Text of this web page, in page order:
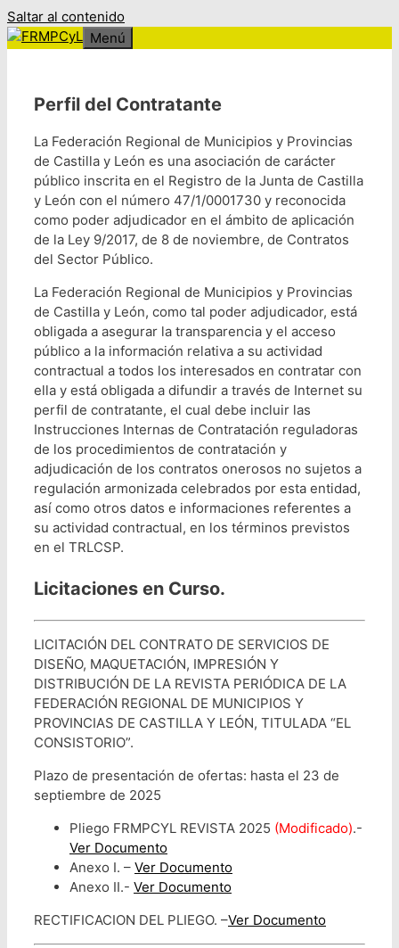
Saltar al contenido
Menú
Perfil del Contratante
La Federación Regional de Municipios y Provincias
de Castilla y León es una asociación de carácter
público inscrita en el Registro de la Junta de Castilla
y León con el número 47/1/0001730 y reconocida
como poder adjudicador en el ámbito de aplicación
de la Ley 9/2017, de 8 de noviembre, de Contratos
del Sector Público.
La Federación Regional de Municipios y Provincias
de Castilla y León, como tal poder adjudicador, está
obligada a asegurar la transparencia y el acceso
público a la información relativa a su actividad
contractual a todos los interesados en contratar con
ella y está obligada a difundir a través de Internet su
perfil de contratante, el cual debe incluir las
Instrucciones Internas de Contratación reguladoras
de los procedimientos de contratación y
adjudicación de los contratos onerosos no sujetos a
regulación armonizada celebrados por esta entidad,
así como otros datos e informaciones referentes a
su actividad contractual, en los términos previstos
en el TRLCSP.
Licitaciones en Curso.
LICITACIÓN DEL CONTRATO DE SERVICIOS DE
DISEÑO, MAQUETACIÓN, IMPRESIÓN Y
DISTRIBUCIÓN DE LA REVISTA PERIÓDICA DE LA
FEDERACIÓN REGIONAL DE MUNICIPIOS Y
PROVINCIAS DE CASTILLA Y LEÓN, TITULADA “EL
CONSISTORIO”.
Plazo de presentación de ofertas: hasta el 23 de
septiembre de 2025
Pliego FRMPCYL REVISTA 2025 (Modificado).-
Ver Documento
Anexo I. – Ver Documento
Anexo II.- Ver Documento
RECTIFICACION DEL PLIEGO. –Ver Documento